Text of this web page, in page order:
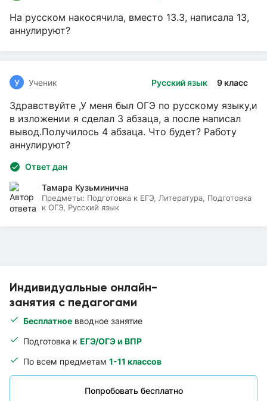
Индивидуальные онлайн-
занятия с педагогами
Бесплатное вводное занятие
Подготовка к ЕГЭ/ОГЭ и ВПР
По всем предметам 1-11 классов
Попробовать бесплатно
На русском накосячила, вместо 13.3, написала 13,
аннулируют?
Русский язык 9 класс
У Ученик
Здравствуйте ,У меня был ОГЭ по русскому языку,и
в изложении я сделал 3 абзаца, а после написал
вывод.Получилось 4 абзаца. Что будет? Работу
аннулируют?
Ответ дан
Тамара Кузьминична
Предметы: Подготовка к ЕГЭ, Литература, Подготовка
к ОГЭ, Русский язык